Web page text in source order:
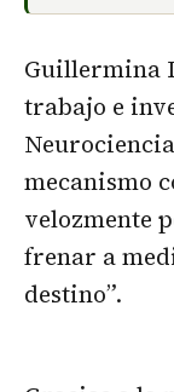
Guillermina
trabajo e
mecanismo
velozmente
frenar a
destino”.